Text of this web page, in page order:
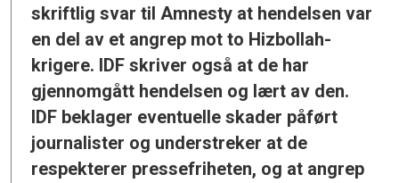
skriftlig svar til Amnesty at hendelsen var
en del av et angrep mot to Hizbollah-
krigere. IDF skriver også at de har
gjennomgått hendelsen og lært av den.
IDF beklager eventuelle skader påført
journalister og understreker at de
respekterer pressefriheten, og at angrep